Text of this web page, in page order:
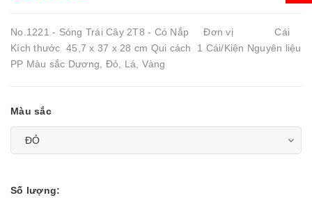
No.1221 - Sóng Trái Cây 2T8 - Có Nắp Đơn vị Cái
Kích thước 45,7 x 37 x 28 cm Qui cách 1 Cái/Kiện Nguyên liệu
PP Màu sắc Dương, Đỏ, Lá, Vàng
Màu sắc
Số lượng: